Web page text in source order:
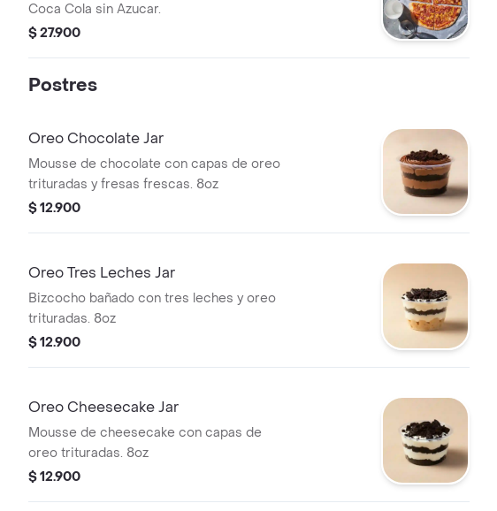
Coca Cola sin Azucar.
$ 27.900
Postres
Oreo Chocolate Jar
Mousse de chocolate con capas de oreo
trituradas y fresas frescas. 8oz
$ 12.900
Oreo Tres Leches Jar
Bizcocho bañado con tres leches y oreo
trituradas. 8oz
$ 12.900
Oreo Cheesecake Jar
Mousse de cheesecake con capas de
oreo trituradas. 8oz
$ 12.900